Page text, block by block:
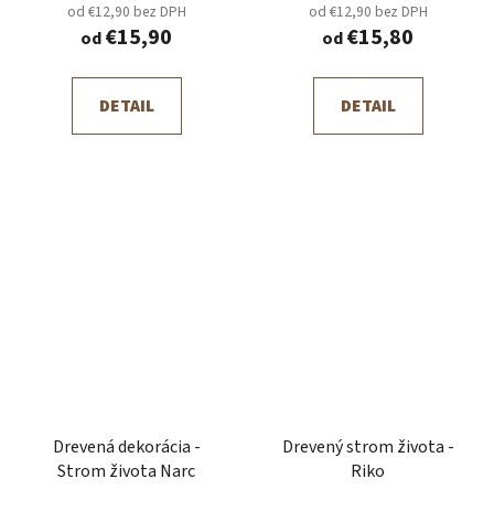
od €12,90 bez DPH
od€15,90
DETAIL
od €12,90 bez DPH
od€15,80
DETAIL
Drevená dekorácia -
Strom života Narc
Drevený strom života -
Riko